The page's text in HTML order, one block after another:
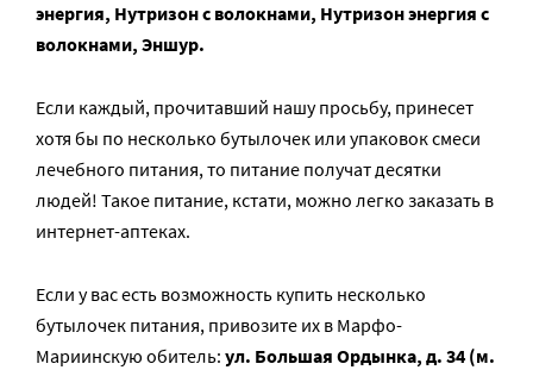
энергия, Нутризон с волокнами, Нутризон энергия с
волокнами, Эншур.
Если каждый, прочитавший нашу просьбу, принесет
хотя бы по несколько бутылочек или упаковок смеси
лечебного питания, то питание получат десятки
людей! Такое питание, кстати, можно легко заказать в
интернет-аптеках.
Если у вас есть возможность купить несколько
бутылочек питания, привозите их в Марфо-
Мариинскую обитель: ул. Большая Ордынка, д. 34 (м.